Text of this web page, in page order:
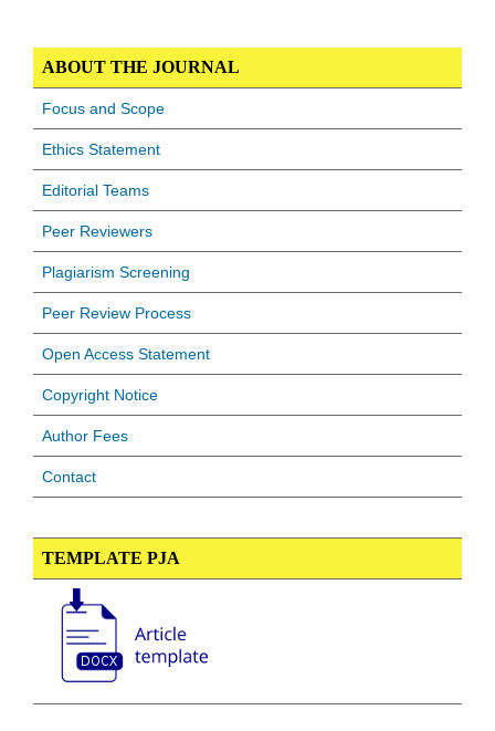
ABOUT THE JOURNAL
Focus and Scope
Ethics Statement
Editorial Teams
Peer Reviewers
Plagiarism Screening
Peer Review Process
Open Access Statement
Copyright Notice
Author Fees
Contact
TEMPLATE PJA